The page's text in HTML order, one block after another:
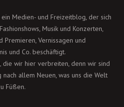
ein Medien- und Freizeitblog, der sich
Musik und Konzerten,
Premieren, Vernissagen und
und Co. beschäftigt.
die wir hier verbreiten, denn wir sind
allem Neuen, was uns die Welt
Füßen.